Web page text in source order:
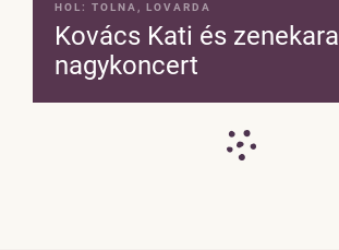
HOL: TOLNA, LOVARDA
Kovács Kati és zenekara
nagykoncert